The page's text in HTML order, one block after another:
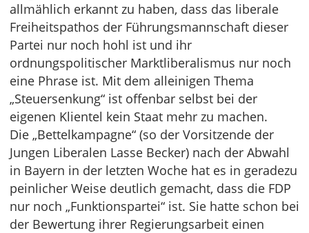
allmählich erkannt zu haben, dass das liberale
Freiheitspathos der Führungsmannschaft dieser
Partei nur noch hohl ist und ihr
ordnungspolitischer Marktliberalismus nur noch
eine Phrase ist. Mit dem alleinigen Thema
„Steuersenkung“ ist offenbar selbst bei der
eigenen Klientel kein Staat mehr zu machen.
Die „Bettelkampagne“ (so der Vorsitzende der
Jungen Liberalen Lasse Becker) nach der Abwahl
in Bayern in der letzten Woche hat es in geradezu
peinlicher Weise deutlich gemacht, dass die FDP
nur noch „Funktionspartei“ ist. Sie hatte schon bei
der Bewertung ihrer Regierungsarbeit einen